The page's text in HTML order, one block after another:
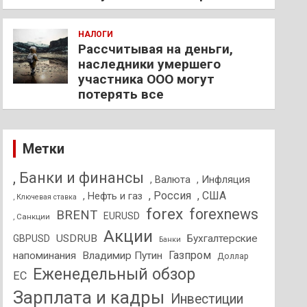
НАЛОГИ
Рассчитывая на деньги,
наследники умершего
участника ООО могут
потерять все
Метки
, Банки и финансы , Валюта , Инфляция
, Ключевая ставка , Нефть и газ , Россия , США
, Санкции BRENT EURUSD forex forexnews
GBPUSD USDRUB Акции Банки
Бухгалтерские
напоминания
Владимир Путин Газпром Доллар
ЕС Еженедельный обзор
Зарплата и кадры Инвестиции